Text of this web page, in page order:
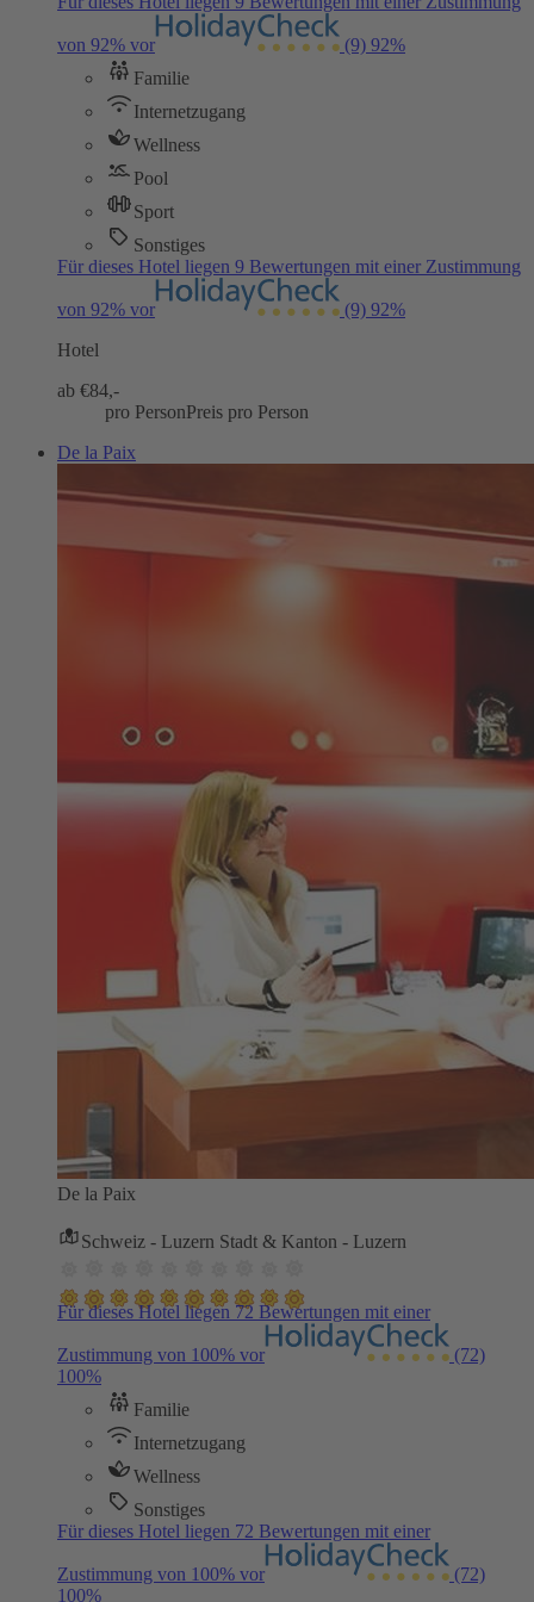
von 92% vor (9) 92%
Familie
Internetzugang
Wellness
Pool
Sport
Sonstiges
Für dieses Hotel liegen 9 Bewertungen mit einer Zustimmung
von 92% vor (9) 92%
Hotel
ab €84,-
pro PersonPreis pro Person
De la Paix
De la Paix
Schweiz - Luzern Stadt & Kanton - Luzern
Für dieses Hotel liegen 72 Bewertungen mit einer
Zustimmung von 100% vor
(72)
100%
Familie
Internetzugang
Wellness
Sonstiges
Für dieses Hotel liegen 72 Bewertungen mit einer
Zustimmung von 100% vor
(72)
100%